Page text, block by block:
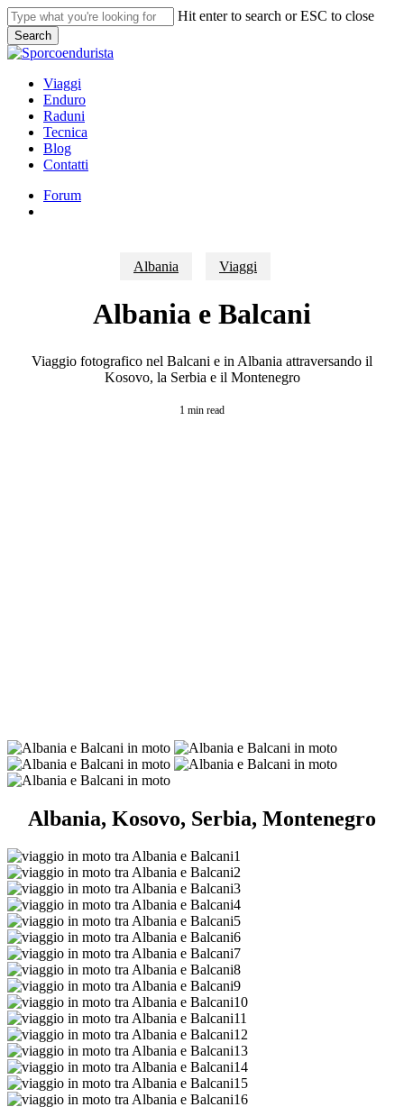
Skip
to
main
content
Hit enter to search or ESC to close
Search
Close
search
Menu
Viaggi
Enduro
Raduni
Tecnica
Blog
Contatti
Forum
Albania Viaggi
Albania e Balcani
Viaggio fotografico nel Balcani e in Albania attraversando il
Kosovo, la Serbia e il Montenegro
1 min read
Albania, Kosovo, Serbia, Montenegro
viaggio
in
moto
tra
Albania
e
Balcani1
viaggio
in
moto
tra
Albania
e
Balcani2
viaggio
in
moto
tra
Albania
e
Balcani3
viaggio
in
moto
tra
Albania
e
Balcani4
viaggio
in
moto
tra
Albania
e
Balcani5
viaggio
in
moto
tra
Albania
e
Balcani6
viaggio
in
moto
tra
Albania
e
Balcani7
viaggio
in
moto
tra
Albania
e
Balcani8
viaggio
in
moto
tra
Albania
e
Balcani9
viaggio
in
moto
tra
Albania
e
viaggio
in
moto
tra
Albania
viaggio
in
moto
tra
viaggio
in
moto
viaggio
in
viaggio